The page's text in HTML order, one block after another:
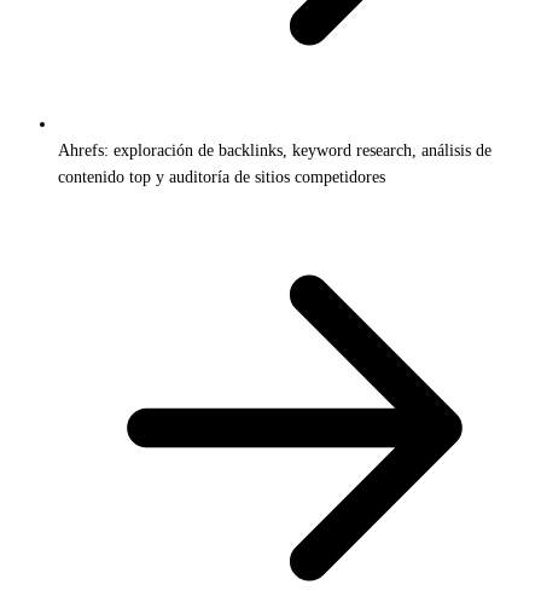
Ahrefs: exploración de backlinks, keyword research, análisis de
contenido top y auditoría de sitios competidores